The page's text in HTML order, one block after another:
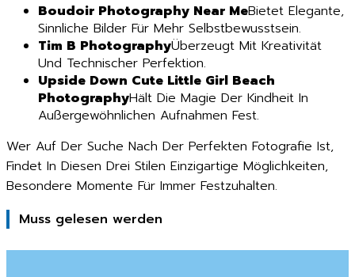
Boudoir Photography Near MeBietet Elegante,
Sinnliche Bilder Für Mehr Selbstbewusstsein.
Tim B PhotographyÜberzeugt Mit Kreativität
Und Technischer Perfektion.
Upside Down Cute Little Girl Beach
PhotographyHält Die Magie Der Kindheit In
Außergewöhnlichen Aufnahmen Fest.
Wer Auf Der Suche Nach Der Perfekten Fotografie Ist,
Findet In Diesen Drei Stilen Einzigartige Möglichkeiten,
Besondere Momente Für Immer Festzuhalten.
Muss gelesen werden